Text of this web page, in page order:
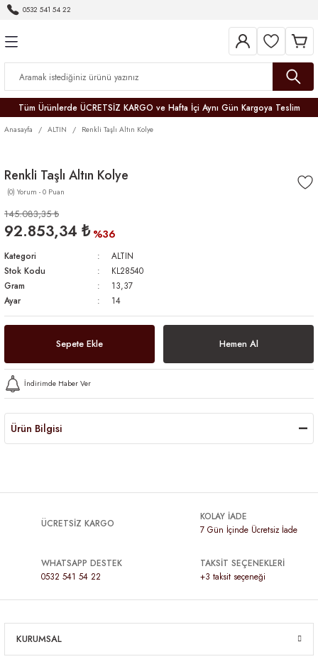
0532 541 54 22
Tüm Ürünlerde ÜCRETSİZ KARGO ve Hafta İçi Aynı Gün Kargoya Teslim
Anasayfa ALTIN Renkli Taşlı Altın Kolye
Renkli Taşlı Altın Kolye
(0) Yorum - 0 Puan
145.083,35 ₺
92.853,34 ₺ %36
Kategori
ALTIN
Stok Kodu
KL28540
Gram
13,37
Ayar
14
Sepete Ekle Hemen Al
İndirimde Haber Ver
Ürün Bilgisi
ÜCRETSİZ KARGO
KOLAY İADE
7 Gün İçinde Ücretsiz İade
WHATSAPP DESTEK
0532 541 54 22
TAKSİT SEÇENEKLERİ
+3 taksit seçeneği
KURUMSAL